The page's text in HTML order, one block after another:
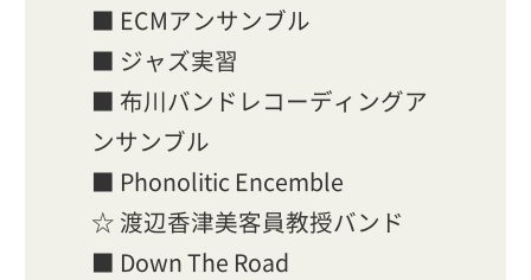
■ ECMアンサンブル
■ ジャズ実習
■ 布川バンドレコーディングア
ンサンブル
■ Phonolitic Encemble
☆ 渡辺香津美客員教授バンド
■ Down The Road